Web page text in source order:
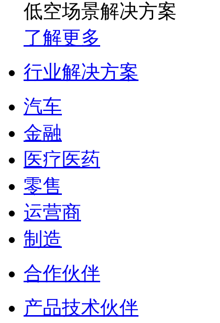
低空场景解决方案
了解更多
行业解决方案
汽车
金融
医疗医药
零售
运营商
制造
合作伙伴
产品技术伙伴